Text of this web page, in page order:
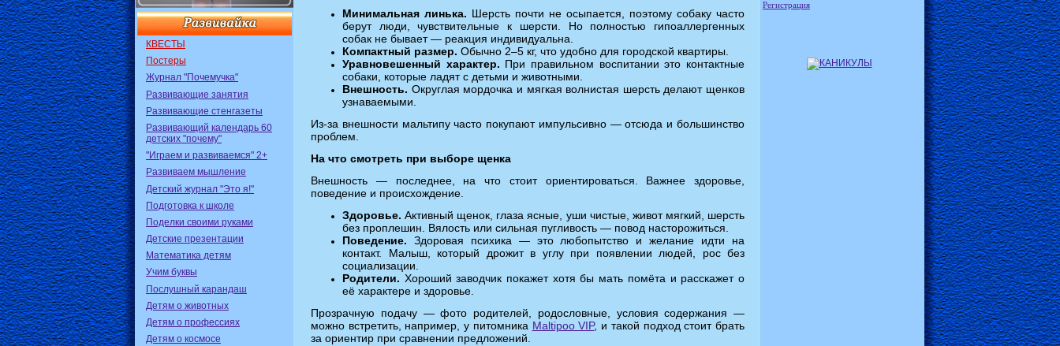
КВЕСТЫ
Постеры
Журнал "Почемучка"
Развивающие занятия
Развивающие стенгазеты
Развивающий календарь 60
детских "почему"
"Играем и развиваемся" 2+
Развиваем мышление
Детский журнал "Это я!"
Подготовка к школе
Поделки своими руками
Детские презентации
Математика детям
Учим буквы
Послушный карандаш
Детям о животных
Детям о профессиях
Детям о космосе
Минимальная линька. Шерсть почти не осыпается, поэтому собаку часто
берут люди, чувствительные к шерсти. Но полностью гипоаллергенных
собак не бывает — реакция индивидуальна.
Компактный размер. Обычно 2–5 кг, что удобно для городской квартиры.
Уравновешенный характер. При правильном воспитании это контактные
собаки, которые ладят с детьми и животными.
Внешность. Округлая мордочка и мягкая волнистая шерсть делают щенков
узнаваемыми.
Из-за внешности мальтипу часто покупают импульсивно — отсюда и большинство
проблем.
На что смотреть при выборе щенка
Внешность — последнее, на что стоит ориентироваться. Важнее здоровье,
поведение и происхождение.
Здоровье. Активный щенок, глаза ясные, уши чистые, живот мягкий, шерсть
без проплешин. Вялость или сильная пугливость — повод насторожиться.
Поведение. Здоровая психика — это любопытство и желание идти на
контакт. Малыш, который дрожит в углу при появлении людей, рос без
социализации.
Родители. Хороший заводчик покажет хотя бы мать помёта и расскажет о
её характере и здоровье.
Прозрачную подачу — фото родителей, родословные, условия содержания —
можно встретить, например, у питомника Maltipoo VIP, и такой подход стоит брать
за ориентир при сравнении предложений.
Регистрация